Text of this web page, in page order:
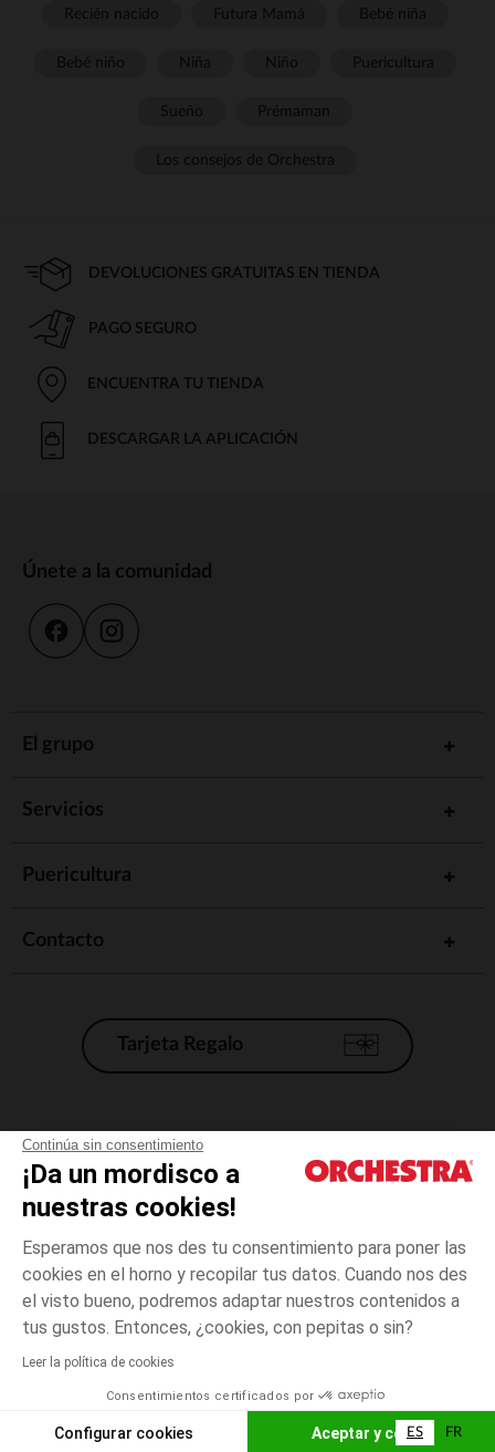
Continúa sin consentimiento
¡Da un mordisco a
nuestras cookies!
Esperamos que nos des tu consentimiento para poner las
cookies en el horno y recopilar tus datos. Cuando nos des
el visto bueno, podremos adaptar nuestros contenidos a
tus gustos. Entonces, ¿cookies, con pepitas o sin?
Leer la política de cookies
Consentimientos certificados por
Configurar cookies Aceptar y cerrar
Crudo
3
meses
El pago medidante
AÑADIR A LA CESTA
DEVOLUCIONES GRATUITAS EN TIENDA
PAGO SEGURO
ENCUENTRA TU TIENDA
DESCARGAR LA APLICACIÓN
Únete a la comunidad
El grupo
Servicios
Puericultura
Contacto
Tarjeta Regalo
Condiciones generales de venta
Aviso Legal
*Condiciones de las ofertas actuales
Gestión de las cookies
Accesibilidad: no conforme
Orchestra adhiere al código de ética de la Federación Francesa de comercio
electrónico y venta a distancia (FEVAD) y al sistema de mediación de
ES FR